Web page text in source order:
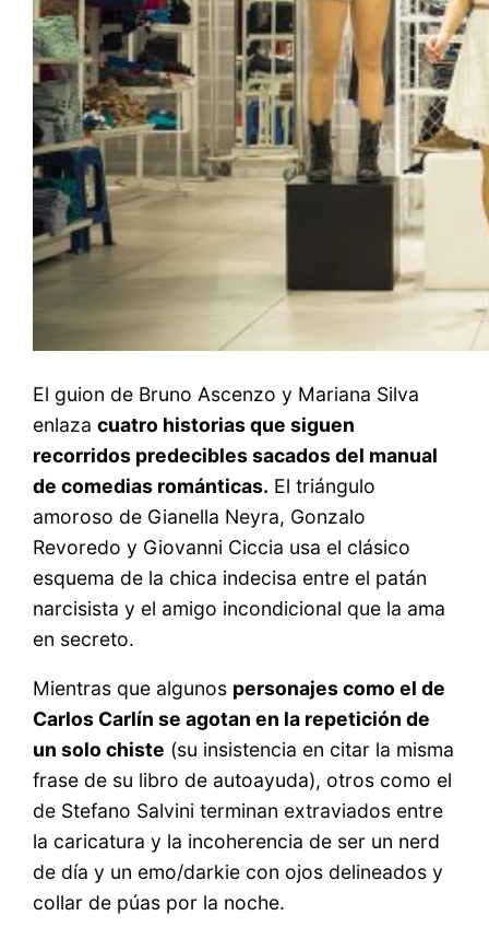
El guion de Bruno Ascenzo y Mariana Silva
enlazacuatro historias que siguen
recorridos predecibles sacados del manual
de comedias románticas. El triángulo
amoroso de Gianella Neyra, Gonzalo
Revoredo y Giovanni Ciccia usa el clásico
esquema de la chica indecisa entre el patán
narcisista y el amigo incondicional que la ama
en secreto.
Mientras que algunos personajes como el de
Carlos Carlín se agotan en la repetición de
un solo chiste (su insistencia en citar la misma
frase de su libro de autoayuda), otros como el
de Stefano Salvini terminan extraviados entre
la caricatura y la incoherencia de ser un nerd
de día y un emo/darkie con ojos delineados y
collar de púas por la noche.